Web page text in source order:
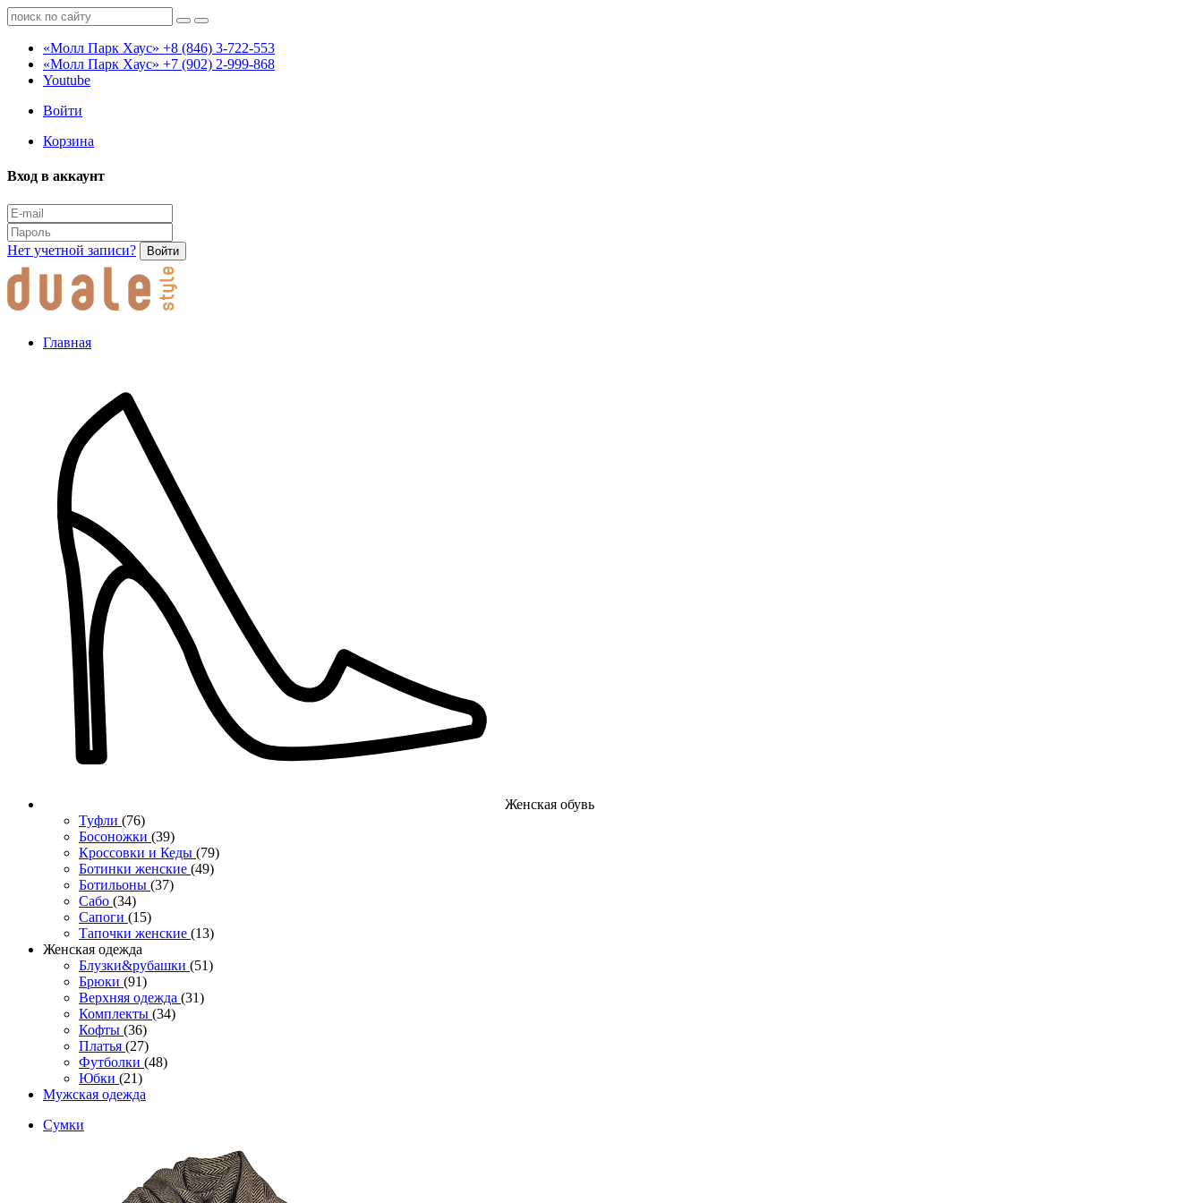
«Молл Парк Хаус» +8 (846) 3-722-553
«Молл Парк Хаус» +7 (902) 2-999-868
Youtube
Войти
Корзина
Вход в аккаунт
Нет учетной записи? Войти
Главная
Женcкая обувь
Туфли (76)
Босоножки (39)
Кроссовки и Кеды (79)
Ботинки женские (49)
Ботильоны (37)
Сабо (34)
Сапоги (15)
Тапочки женские (13)
Женская одежда
Блузки&рубашки (51)
Брюки (91)
Верхняя одежда (31)
Комплекты (34)
Кофты (36)
Платья (27)
Футболки (48)
Юбки (21)
Мужская одежда
Сумки